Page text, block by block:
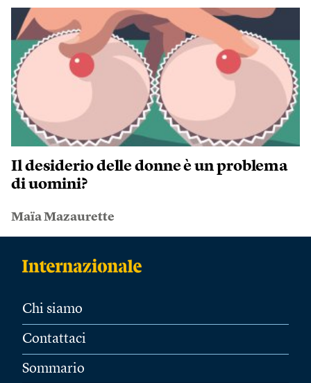
Il desiderio delle donne è un problema
di uomini?
Maïa Mazaurette
Chi siamo
Contattaci
Sommario